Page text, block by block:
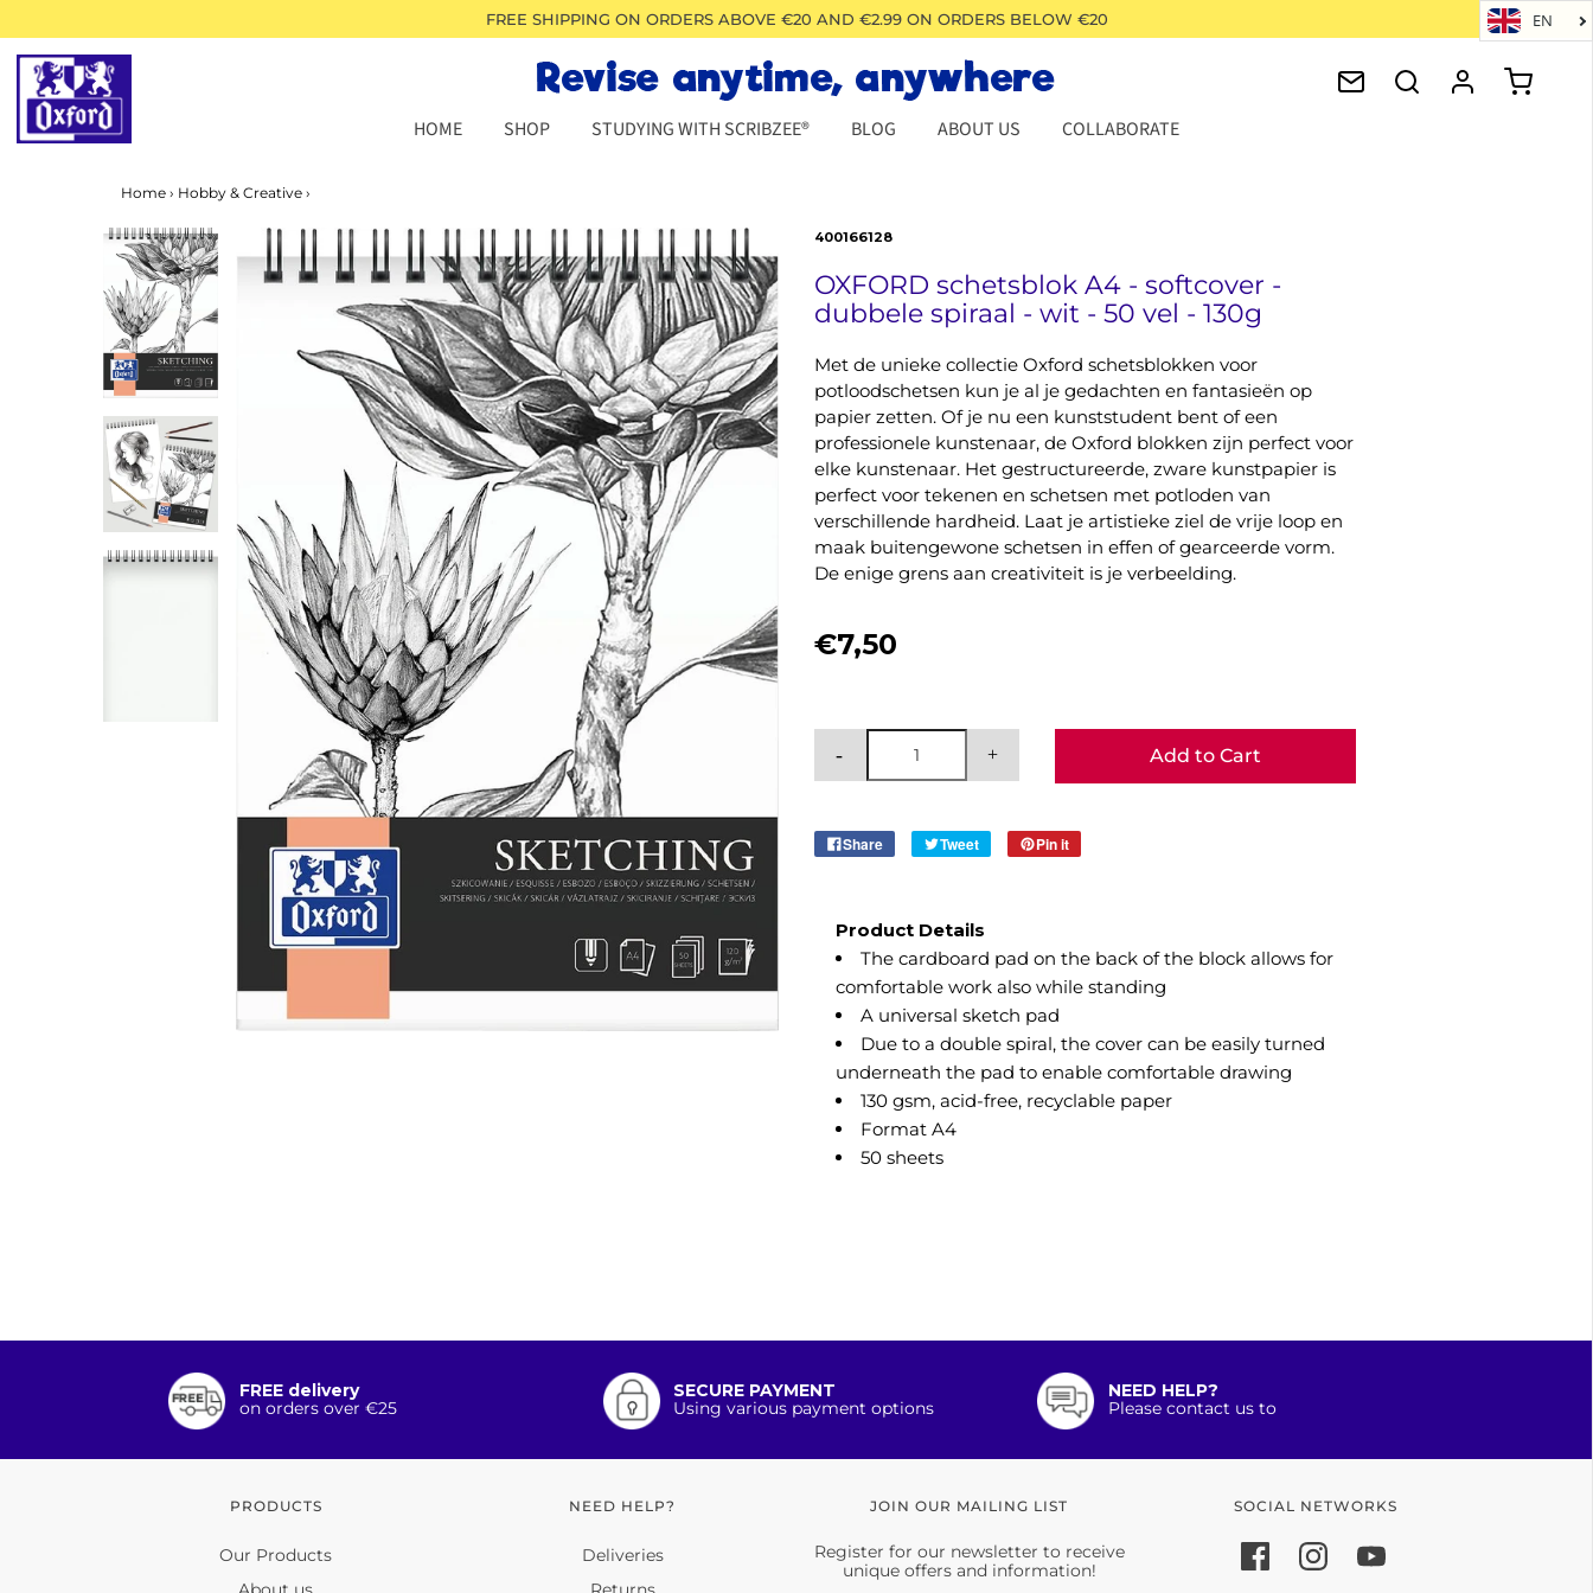
FREE SHIPPING ON ORDERS ABOVE €20 AND €2.99 ON ORDERS BELOW €20
HOME SHOP STUDYING WITH SCRIBZEE® BLOG ABOUT US COLLABORATE
Home › Hobby & Creative ›
400166128
OXFORD schetsblok A4 - softcover -
dubbele spiraal - wit - 50 vel - 130g
Met de unieke collectie Oxford schetsblokken voor
potloodschetsen kun je al je gedachten en fantasieën op
papier zetten. Of je nu een kunststudent bent of een
professionele kunstenaar, de Oxford blokken zijn perfect voor
elke kunstenaar. Het gestructureerde, zware kunstpapier is
perfect voor tekenen en schetsen met potloden van
verschillende hardheid. Laat je artistieke ziel de vrije loop en
maak buitengewone schetsen in effen of gearceerde vorm.
De enige grens aan creativiteit is je verbeelding.
€7,50
Add to Cart
Share Tweet Pin it
Product Details
The cardboard pad on the back of the block allows for
comfortable work also while standing
A universal sketch pad
Due to a double spiral, the cover can be easily turned
underneath the pad to enable comfortable drawing
130 gsm, acid-free, recyclable paper
Format A4
50 sheets
FREE delivery
on orders over €25
SECURE PAYMENT
Using various payment options
NEED HELP?
Please contact us to
PRODUCTS
Our Products
NEED HELP?
Deliveries
JOIN OUR MAILING LIST
Register for our newsletter to receive
unique offers and information!
SOCIAL NETWORKS
EN